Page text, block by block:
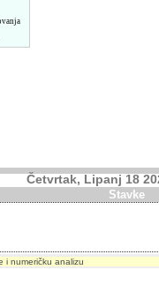
Četvrtak, Lipanj 18
Stavke
i numeričku analizu